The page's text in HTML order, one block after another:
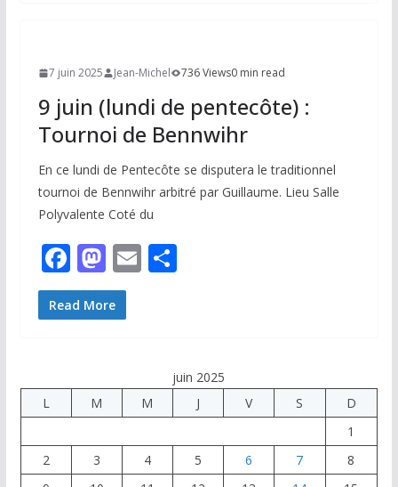
o
k
n
7 juin 2025 Jean-Michel 736 Views0 min read
9 juin (lundi de pentecôte) :
Tournoi de Bennwihr
En ce lundi de Pentecôte se disputera le traditionnel
tournoi de Bennwihr arbitré par Guillaume. Lieu Salle
Polyvalente Coté du
F
ac
e
o
k
M
as
to
n
E P
er
Read More
juin 2025
L
M M J V S
D
1
2
3 4 5 6 7
8